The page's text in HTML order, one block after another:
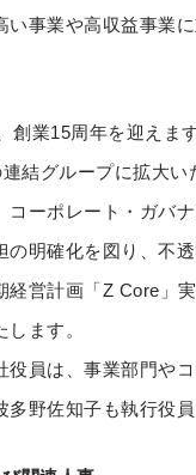
事業や高収益事業
業15周年を迎えま
結グループに拡大
コーポレート・ガバ
の明確化を図り、不
経営計画「Z Core」
ます。
員は、事業部門や
野佐知子も執行役